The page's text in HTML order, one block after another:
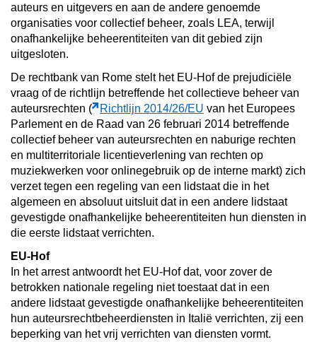
auteurs en uitgevers en aan de andere genoemde
organisaties voor collectief beheer, zoals LEA, terwijl
onafhankelijke beheerentiteiten van dit gebied zijn
uitgesloten.
De rechtbank van Rome stelt het EU-Hof de prejudiciële
vraag of de richtlijn betreffende het collectieve beheer van
auteursrechten (
Richtlijn 2014/26/EU van het Europees
Parlement en de Raad van 26 februari 2014 betreffende
collectief beheer van auteursrechten en naburige rechten
en multiterritoriale licentieverlening van rechten op
muziekwerken voor onlinegebruik op de interne markt) zich
verzet tegen een regeling van een lidstaat die in het
algemeen en absoluut uitsluit dat in een andere lidstaat
gevestigde onafhankelijke beheerentiteiten hun diensten in
die eerste lidstaat verrichten.
EU-Hof
In het arrest antwoordt het EU-Hof dat, voor zover de
betrokken nationale regeling niet toestaat dat in een
andere lidstaat gevestigde onafhankelijke beheerentiteiten
hun auteursrechtbeheerdiensten in Italië verrichten, zij een
beperking van het vrij verrichten van diensten vormt.